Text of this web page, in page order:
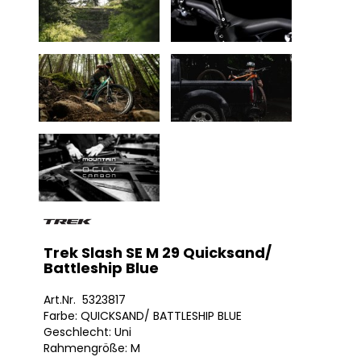
Trek Slash SE M 29 Quicksand/
Battleship Blue
Art.Nr. 5323817
Farbe: QUICKSAND/ BATTLESHIP BLUE
Geschlecht: Uni
Rahmengröße: M